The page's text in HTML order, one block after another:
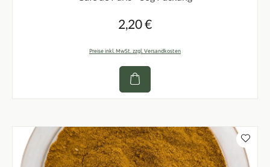
Regulärer Preis:
2,20 €
Preise inkl. MwSt. zzgl. Versandkosten